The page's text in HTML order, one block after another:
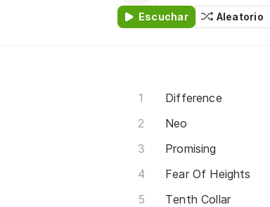
Escuchar Aleatorio
Difference
Neo
Promising
Fear Of Heights
Tenth Collar